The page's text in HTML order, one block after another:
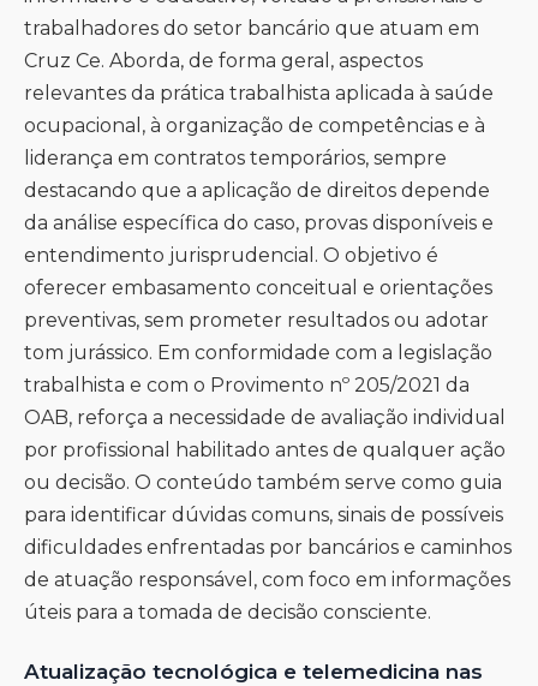
trabalhadores do setor bancário que atuam em
Cruz Ce. Aborda, de forma geral, aspectos
relevantes da prática trabalhista aplicada à saúde
ocupacional, à organização de competências e à
liderança em contratos temporários, sempre
destacando que a aplicação de direitos depende
da análise específica do caso, provas disponíveis e
entendimento jurisprudencial. O objetivo é
oferecer embasamento conceitual e orientações
preventivas, sem prometer resultados ou adotar
tom jurássico. Em conformidade com a legislação
trabalhista e com o Provimento nº 205/2021 da
OAB, reforça a necessidade de avaliação individual
por profissional habilitado antes de qualquer ação
ou decisão. O conteúdo também serve como guia
para identificar dúvidas comuns, sinais de possíveis
dificuldades enfrentadas por bancários e caminhos
de atuação responsável, com foco em informações
úteis para a tomada de decisão consciente.
Atualização tecnológica e telemedicina nas